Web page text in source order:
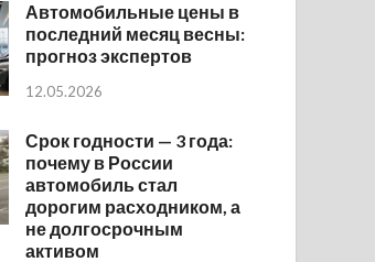
Автомобильные цены в
последний месяц весны:
прогноз экспертов
12.05.2026
Срок годности — 3 года:
почему в России
автомобиль стал
дорогим расходником, а
не долгосрочным
активом